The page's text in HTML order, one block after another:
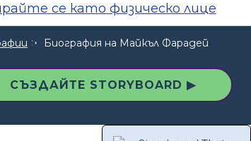
се като физическо лице
Биография на Майкъл Фарадей
СЪЗДАЙТЕ STORYBOARD ▶